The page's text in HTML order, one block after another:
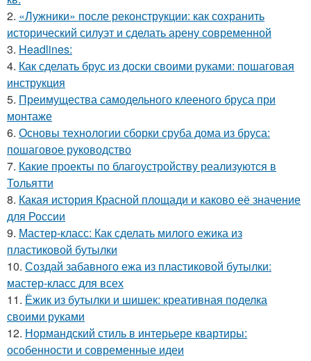
2. «Лужники» после реконструкции: как сохранить
исторический силуэт и сделать арену современной
3. Headlines:
4. Как сделать брус из доски своими руками: пошаговая
инструкция
5. Преимущества самодельного клееного бруса при
монтаже
6. Основы технологии сборки сруба дома из бруса:
пошаговое руководство
7. Какие проекты по благоустройству реализуются в
Тольятти
8. Какая история Красной площади и каково её значение
для России
9. Мастер-класс: Как сделать милого ежика из
пластиковой бутылки
10. Создай забавного ежа из пластиковой бутылки:
мастер-класс для всех
11. Ёжик из бутылки и шишек: креативная поделка
своими руками
12. Нормандский стиль в интерьере квартиры:
особенности и современные идеи